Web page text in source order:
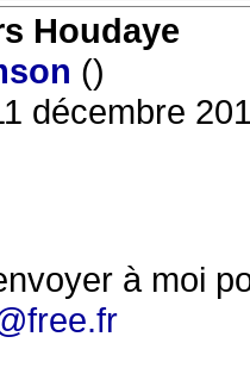
Houdaye
()
décembre
à moi